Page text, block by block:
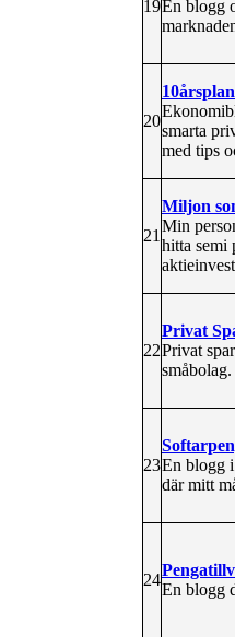
19En blogg
20
smarta
med tips
21
Miljon
Min
hitta semi
22
Privat
Privat
23En blogg
där mitt
24
En blogg